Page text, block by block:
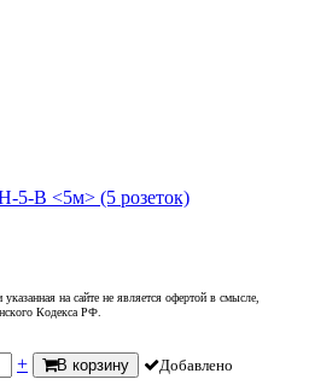
5-B <5м> (5 розеток)
на сайте не является офертой в смысле,
Кодекса РФ.
+ В корзину Добавлено